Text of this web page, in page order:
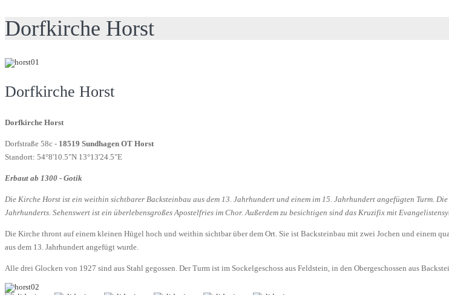
Dorfkirche Horst
Dorfkirche Horst
Dorfkirche Horst
Dorfstraße 58c - 18519 Sundhagen OT Horst
Standort: 54°8'10.5"N 13°13'24.5"E
Erbaut ab 1300 - Gotik
Die Kirche Horst ist ein weithin sichtbarer Backsteinbau aus dem 13. Jahrhundert und einem im 15. Jahrhundert angefügten Turm.
Jahrhunderts. Sehenswert ist ein überlebensgroßes Apostelfries im Chor. Außerdem zu besichtigen sind das Kruzifix mit
Die Kirche thront auf einem kleinen Hügel hoch und weithin sichtbar über dem Ort. Sie ist Backsteinbau mit zwei Jochen und einem
aus dem 13. Jahrhundert angefügt wurde.
Alle drei Glocken von 1927 sind aus Stahl gegossen. Der Turm ist im Sockelgeschoss aus Feldstein, in den Obergeschossen aus